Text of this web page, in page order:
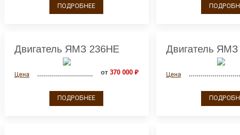
ПОДРОБНЕЕ
Двигатель ЯМЗ 236НЕ
Цена от370 000 ₽
ПОДРОБНЕЕ
Двигатель
Цена